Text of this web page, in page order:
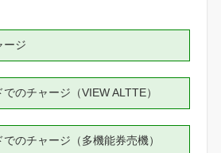
ージ
のチャージ（VIEW ALTTE）
のチャージ（多機能券売機）